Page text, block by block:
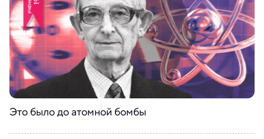
Это было до атомной бомбы